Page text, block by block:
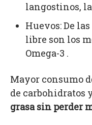
langostinos,
Huevos: De
libre son los
Omega-3 .
Mayor consumo
de carbohidratos
grasa sin perder